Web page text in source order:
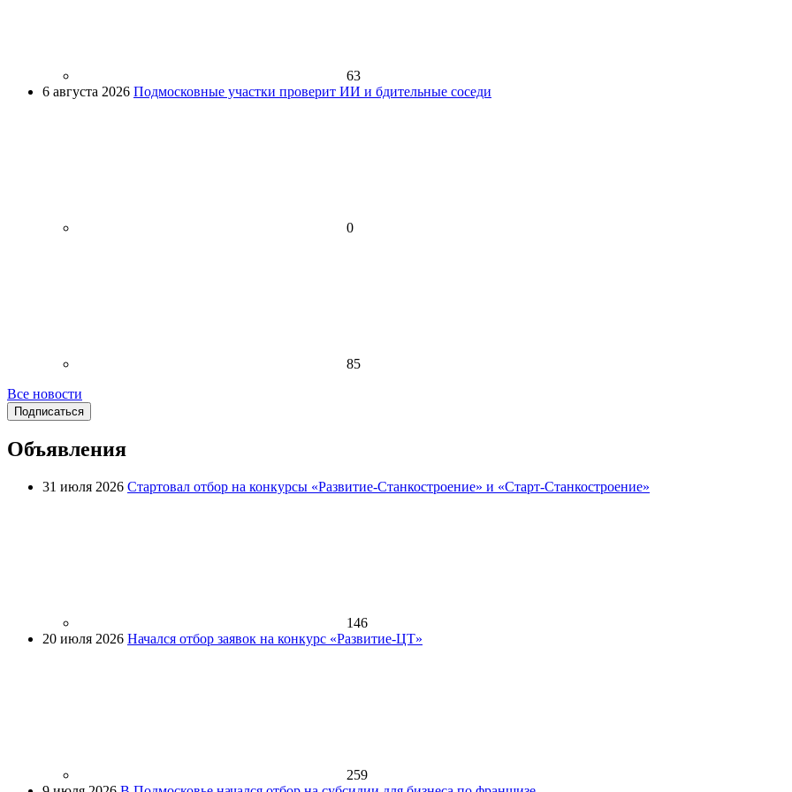
63
6 августа 2026 Подмосковные участки проверит ИИ и бдительные соседи
0
85
Все новости
Подписаться
Объявления
31 июля 2026 Стартовал отбор на конкурсы «Развитие-Станкостроение» и «Старт-Станкостроение»
146
20 июля 2026 Начался отбор заявок на конкурс «Развитие-ЦТ»
259